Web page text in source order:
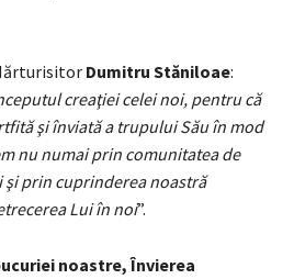
Dumitru Stăniloae:
creaţiei celei noi, pentru că
şi înviată a trupului Său în mod
nu numai prin comunitatea de
şi prin cuprinderea noastră
Lui în noi”.
noastre, Învierea